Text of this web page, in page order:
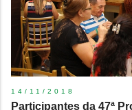
14/11/2018
Participantes da 47ª